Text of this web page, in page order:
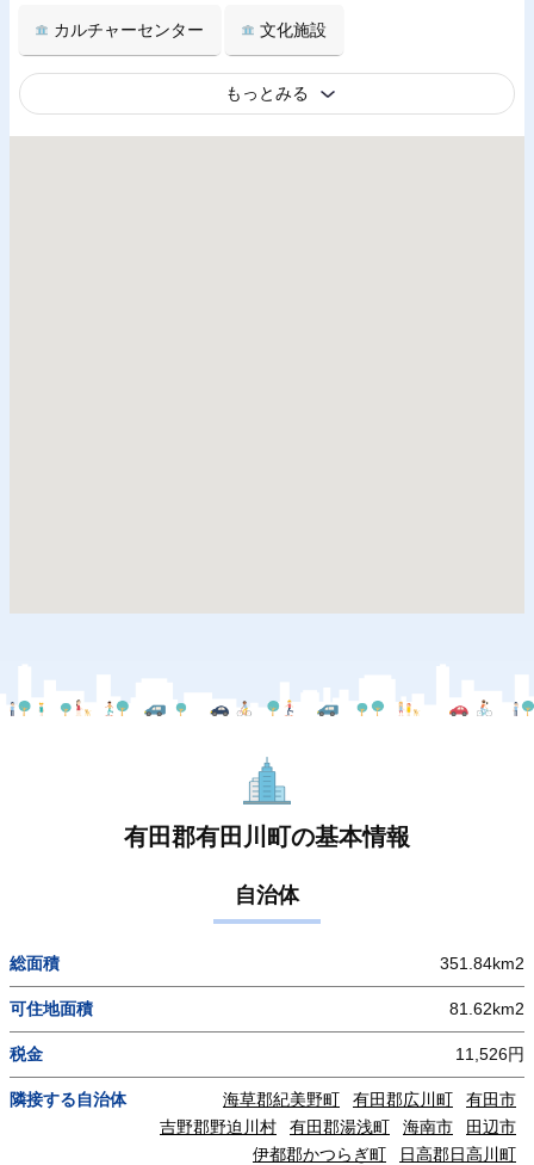
カルチャーセンター 文化施設
もっとみる
有田郡有田川町の基本情報
自治体
総面積 351.84km2
可住地面積 81.62km2
税金 11,526円
隣接する自治体 海草郡紀美野町 有田郡広川町
有田市
吉野郡野迫川村
有田郡湯浅町 海南市
田辺市
伊都郡かつらぎ町
日高郡日高川町